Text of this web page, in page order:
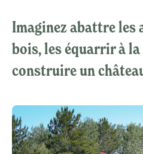
Imaginez abattre les
bois, les équarrir à
construire un